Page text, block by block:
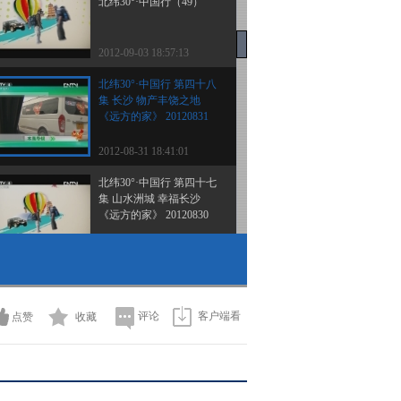
2012-09-03 18:57:13
北纬30°·中国行 第四十八
集 长沙 物产丰饶之地
《远方的家》 20120831
2012-08-31 18:41:01
北纬30°·中国行 第四十七
集 山水洲城 幸福长沙
《远方的家》 20120830
乡《远方的家》
20120829
2012-08-29 19:33:21
北纬30°·中国行 第四十五
点赞 收藏 评论 客户端看